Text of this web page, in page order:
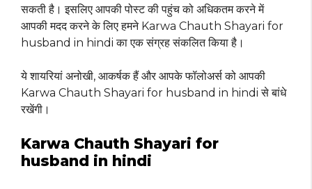
सकती है। इसलिए आपकी पोस्ट की पहुंच को अधिकतम करने में
आपकी मदद करने के लिए हमने Karwa Chauth Shayari for
husband in hindi का एक संग्रह संकलित किया है।
ये शायरियां अनोखी, आकर्षक हैं और आपके फॉलोअर्स को आपकी
Karwa Chauth Shayari for husband in hindi से बांधे
रखेंगी।
Karwa Chauth Shayari for
husband in hindi